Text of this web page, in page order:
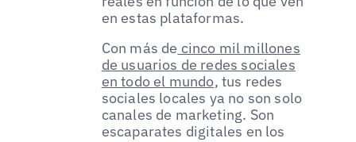
en estas plataformas.
Con más de cinco mil millones
de usuarios de redes sociales
en todo el mundo, tus redes
sociales locales ya no son solo
canales de marketing. Son
escaparates digitales en los